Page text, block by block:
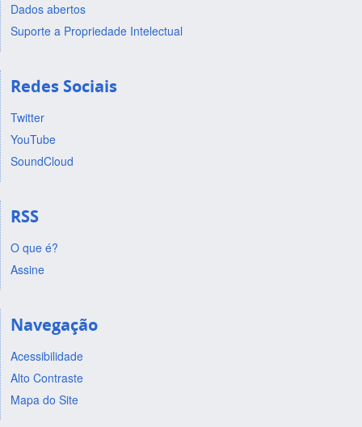
Dados abertos
Suporte a Propriedade Intelectual
Redes Sociais
Twitter
YouTube
SoundCloud
RSS
O que é?
Assine
Navegação
Acessibilidade
Alto Contraste
Mapa do Site